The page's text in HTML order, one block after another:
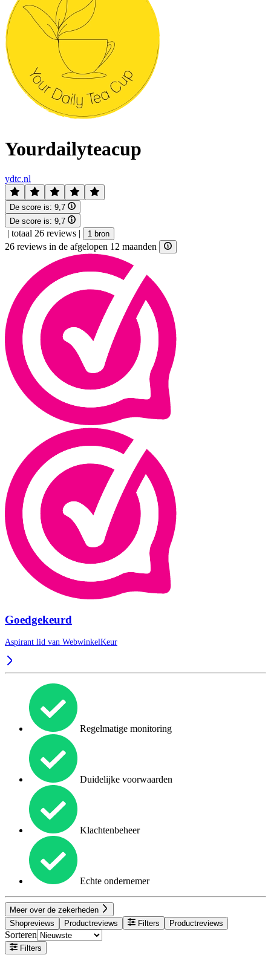
Yourdailyteacup
ydtc.nl
De score is: 9,7
De score is: 9,7
| totaal 26 reviews | 1 bron
26 reviews in de afgelopen 12 maanden
Goedgekeurd
Aspirant lid van WebwinkelKeur
Regelmatige monitoring
Duidelijke voorwaarden
Klachtenbeheer
Echte ondernemer
Meer over de zekerheden
Shopreviews
Productreviews Filters Productreviews
Sorteren
Filters